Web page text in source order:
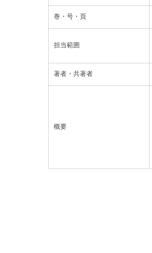
巻・号・頁
担当範囲
著者・共著者
概要